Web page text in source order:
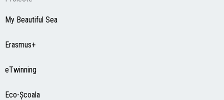
My Beautiful Sea
Erasmus+
eTwinning
Eco-Şcoala